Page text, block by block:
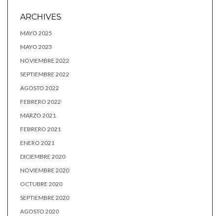
ARCHIVES
MAYO 2025
MAYO 2023
NOVIEMBRE 2022
SEPTIEMBRE 2022
AGOSTO 2022
FEBRERO 2022
MARZO 2021
FEBRERO 2021
ENERO 2021
DICIEMBRE 2020
NOVIEMBRE 2020
OCTUBRE 2020
SEPTIEMBRE 2020
AGOSTO 2020